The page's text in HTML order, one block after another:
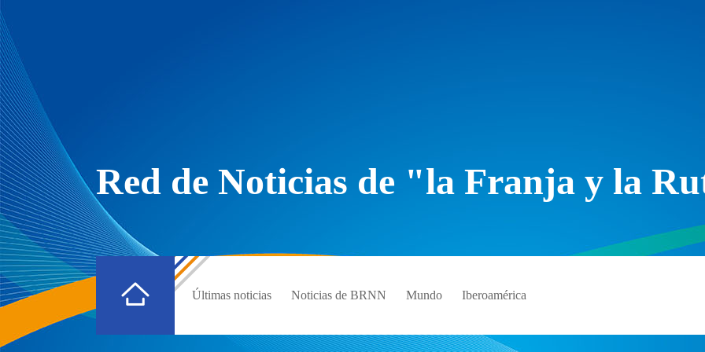
Red de Noticias de "la Franja y la
Últimas noticias Noticias de BRNN Mundo Iberoamérica